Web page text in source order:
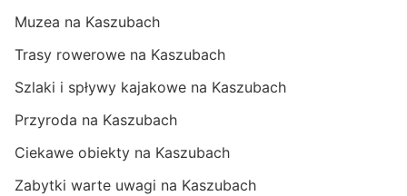
Muzea na Kaszubach
Trasy rowerowe na Kaszubach
Szlaki i spływy kajakowe na Kaszubach
Przyroda na Kaszubach
Ciekawe obiekty na Kaszubach
Zabytki warte uwagi na Kaszubach